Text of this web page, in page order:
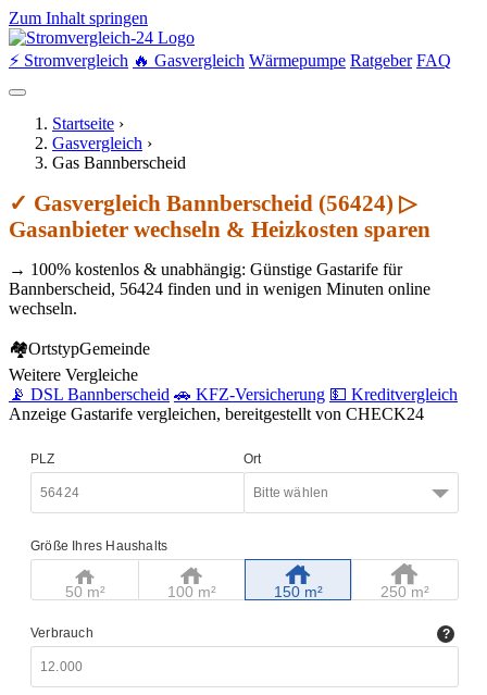
Zum Inhalt springen
⚡ Stromvergleich 🔥 Gasvergleich Wärmepumpe Ratgeber FAQ
Startseite ›
Gasvergleich ›
Gas Bannberscheid
✓ Gasvergleich Bannberscheid (56424) ▷
Gasanbieter wechseln & Heizkosten sparen
→ 100% kostenlos & unabhängig: Günstige Gastarife für
Bannberscheid, 56424 finden und in wenigen Minuten online
wechseln.
🏘OrtstypGemeinde
Weitere Vergleiche
📡 DSL Bannberscheid 🚗 KFZ-Versicherung 💵 Kreditvergleich
Anzeige Gastarife vergleichen, bereitgestellt von CHECK24